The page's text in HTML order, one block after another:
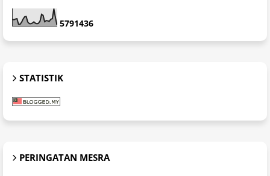
5791436
STATISTIK
PERINGATAN MESRA